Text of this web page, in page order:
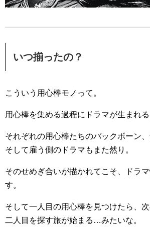
いつ揃ったの？
こういう用心棒モノって。
用心棒を集める過程にドラマが生まれる
それぞれの用心棒たちのバックボーン、
そして雇う側のドラマもまた然り。
そのせめぎ合いが描かれてこそ、ドラ
す。
そして一人目の用心棒を見つけたら、
二人目を探す旅が始まる…みたいな。